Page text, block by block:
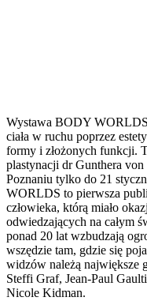
Wystawa BODY
ciała w ruchu poprzez
formy i złożonych funkcji.
plastynacji dr Gunthera
Poznaniu tylko do 21
WORLDS to pierwsza
człowieka, którą miało
odwiedzających na całym
ponad 20 lat wzbudzają
wszędzie tam, gdzie się
widzów należą największe
Steffi Graf, Jean-Paul
Nicole Kidman.